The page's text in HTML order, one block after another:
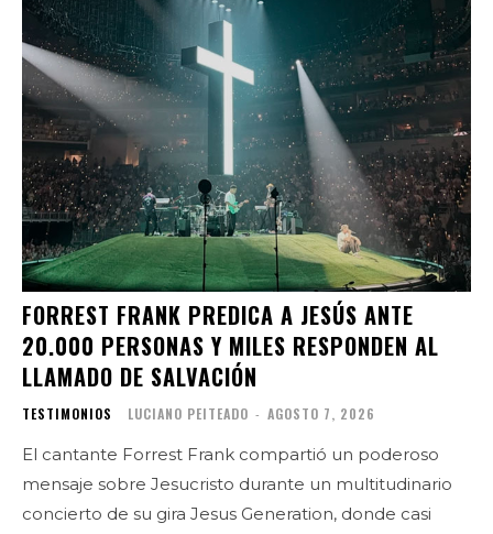
FORREST FRANK PREDICA A JESÚS ANTE
20.000 PERSONAS Y MILES RESPONDEN AL
LLAMADO DE SALVACIÓN
TESTIMONIOS LUCIANO PEITEADO - AGOSTO 7, 2026
El cantante Forrest Frank compartió un poderoso
mensaje sobre Jesucristo durante un multitudinario
concierto de su gira Jesus Generation, donde casi